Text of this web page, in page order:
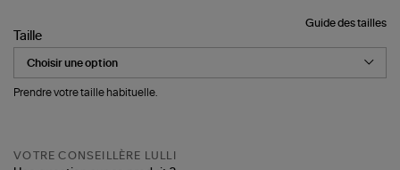
Guide des tailles
Taille
Prendre votre taille habituelle.
VOTRE CONSEILLÈRE LULLI